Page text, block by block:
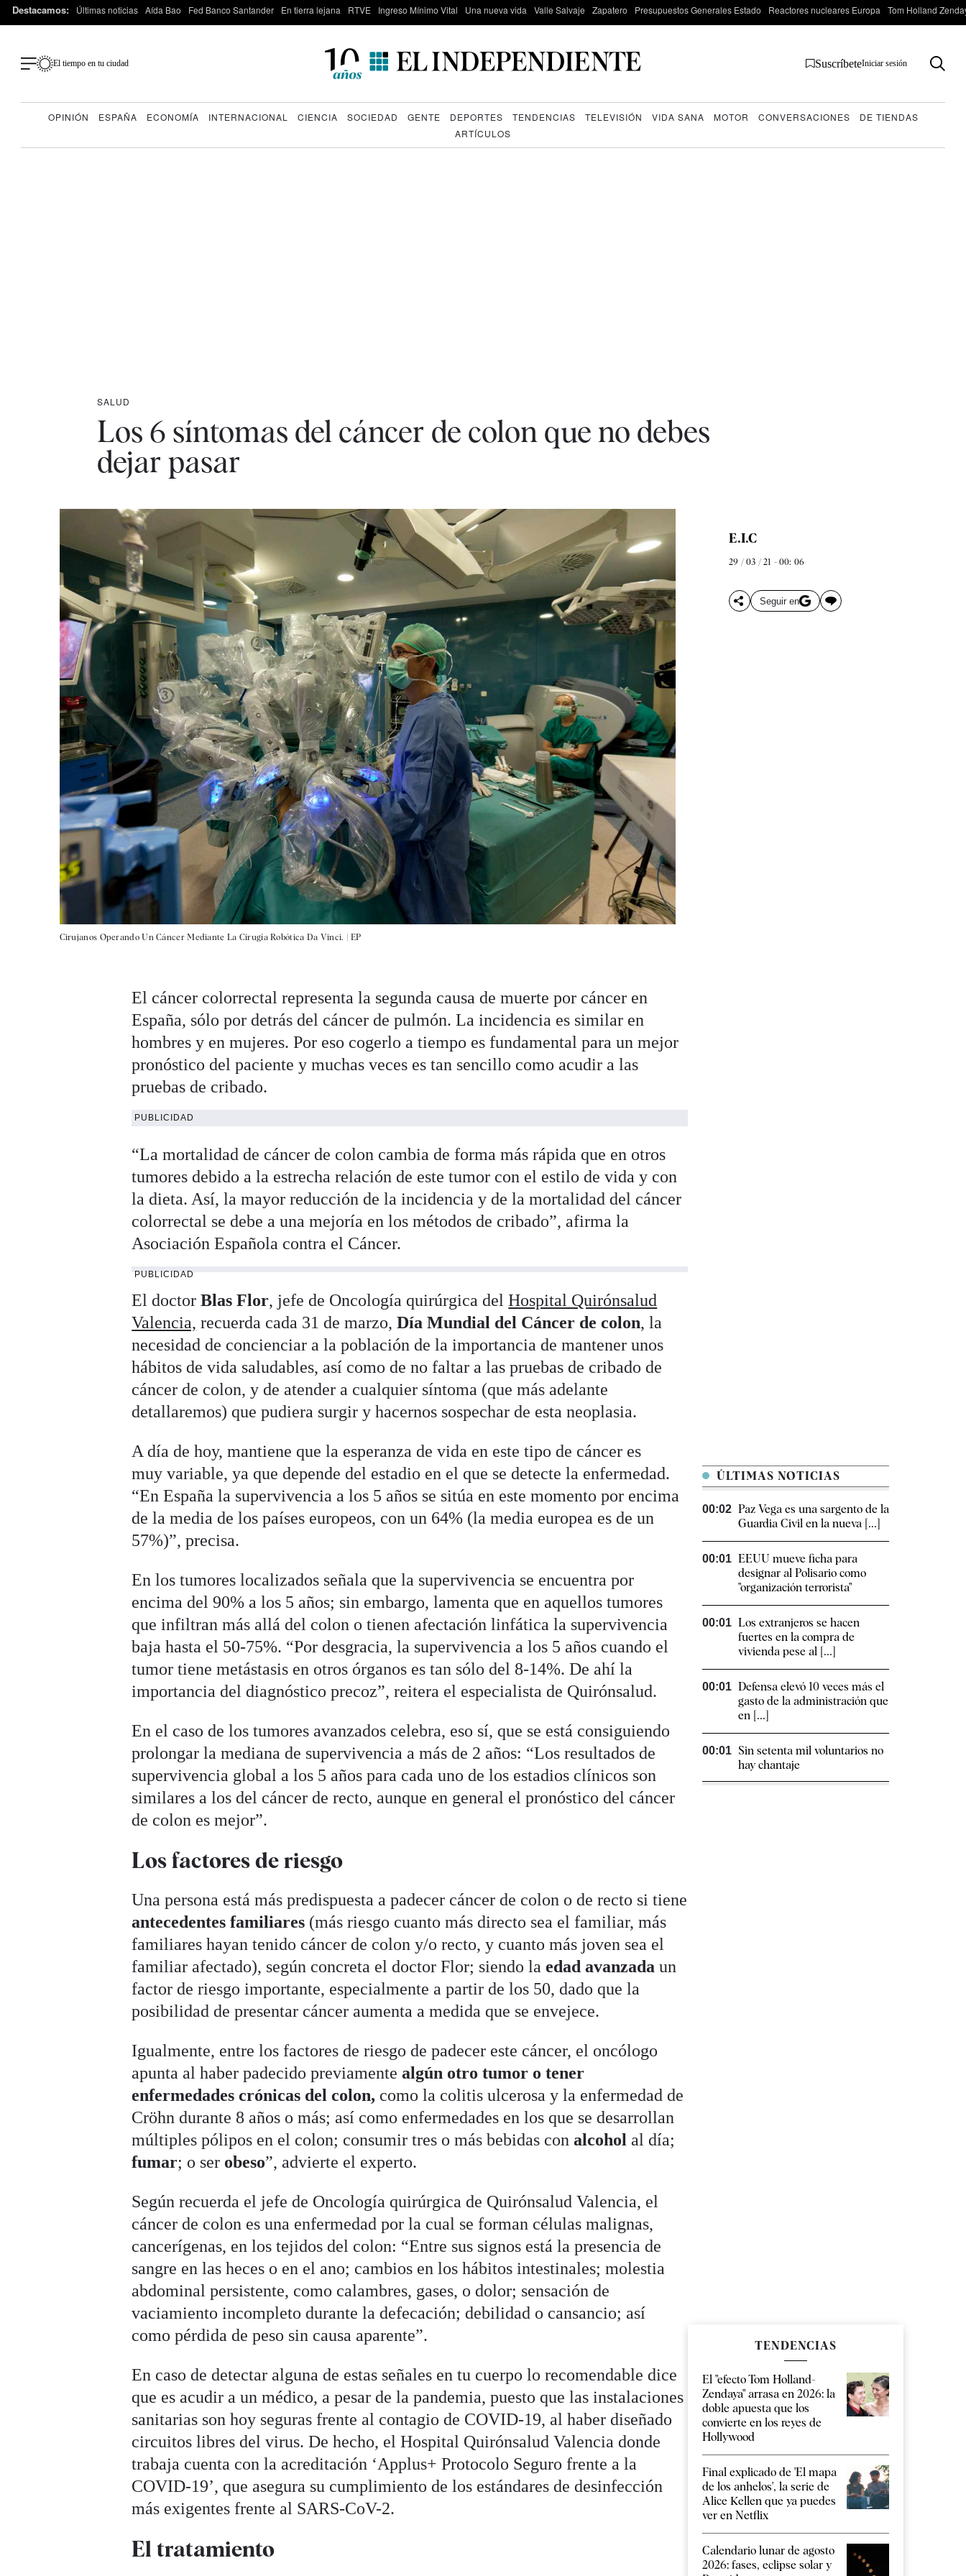
Destacamos: Últimas noticias Aída Bao Fed Banco Santander En tierra lejana RTVE Ingreso Mínimo Vital Una nueva vida Valle Salvaje Zapatero Presupuestos Generales Estado Reactores nucleares Europa Tom Holland
El tiempo en tu ciudad SuscríbeteIniciar sesión
OPINIÓN ESPAÑA ECONOMÍA INTERNACIONAL CIENCIA SOCIEDAD GENTE DEPORTES TENDENCIAS TELEVISIÓN VIDA SANA MOTOR CONVERSACIONES
DE TIENDAS
ARTÍCULOS
SALUD
Los 6 síntomas del cáncer de colon que no debes
dejar pasar
Cirujanos Operando Un Cáncer Mediante La Cirugía Robótica Da Vinci. | EP
E.I.C
29 / 03 / 21 - 00: 06
Seguir en
El cáncer colorrectal representa la segunda causa de muerte por cáncer en
España, sólo por detrás del cáncer de pulmón. La incidencia es similar en
hombres y en mujeres. Por eso cogerlo a tiempo es fundamental para un mejor
pronóstico del paciente y muchas veces es tan sencillo como acudir a las
pruebas de cribado.
PUBLICIDAD
“La mortalidad de cáncer de colon cambia de forma más rápida que en otros
tumores debido a la estrecha relación de este tumor con el estilo de vida y con
la dieta. Así, la mayor reducción de la incidencia y de la mortalidad del cáncer
colorrectal se debe a una mejoría en los métodos de cribado”, afirma la
Asociación Española contra el Cáncer.
PUBLICIDAD
El doctorBlas Flor, jefe de Oncología quirúrgica delHospital Quirónsalud
Valencia, recuerda cada 31 de marzo,Día Mundial del Cáncer de colon, la
necesidad de concienciar a la población de la importancia de mantener unos
hábitos de vida saludables, así como de no faltar a las pruebas de cribado de
cáncer de colon, y de atender a cualquier síntoma (que más adelante
detallaremos) que pudiera surgir y hacernos sospechar de esta neoplasia.
A día de hoy, mantiene que la esperanza de vida en este tipo de cáncer es
muy variable, ya que depende del estadio en el que se detecte la enfermedad.
“En España la supervivencia a los 5 años se sitúa en este momento por encima
de la media de los países europeos, con un 64% (la media europea es de un
57%)”, precisa.
En los tumores localizados señala que la supervivencia se encuentra por
encima del 90% a los 5 años; sin embargo, lamenta que en aquellos tumores
que infiltran más allá del colon o tienen afectación linfática la supervivencia
baja hasta el 50-75%. “Por desgracia, la supervivencia a los 5 años cuando el
tumor tiene metástasis en otros órganos es tan sólo del 8-14%. De ahí la
importancia del diagnóstico precoz”, reitera el especialista de Quirónsalud.
En el caso de los tumores avanzados celebra, eso sí, que se está consiguiendo
prolongar la mediana de supervivencia a más de 2 años: “Los resultados de
supervivencia global a los 5 años para cada uno de los estadios clínicos son
similares a los del cáncer de recto, aunque en general el pronóstico del cáncer
de colon es mejor”.
Los factores de riesgo
Una persona está más predispuesta a padecer cáncer de colon o de recto si tiene
antecedentes familiares (más riesgo cuanto más directo sea el familiar, más
familiares hayan tenido cáncer de colon y/o recto, y cuanto más joven sea el
familiar afectado), según concreta el doctor Flor; siendo laedad avanzada un
factor de riesgo importante, especialmente a partir de los 50, dado que la
posibilidad de presentar cáncer aumenta a medida que se envejece.
Igualmente, entre los factores de riesgo de padecer este cáncer, el oncólogo
apunta al haber padecido previamentealgún otro tumor o tener
enfermedades crónicas del colon, como la colitis ulcerosa y la enfermedad de
Cröhn durante 8 años o más; así como enfermedades en los que se desarrollan
múltiples pólipos en el colon; consumir tres o más bebidas conalcohol al día;
fumar; o ser obeso”, advierte el experto.
Según recuerda el jefe de Oncología quirúrgica de Quirónsalud Valencia, el
cáncer de colon es una enfermedad por la cual se forman células malignas,
cancerígenas, en los tejidos del colon: “Entre sus signos está la presencia de
sangre en las heces o en el ano; cambios en los hábitos intestinales; molestia
abdominal persistente, como calambres, gases, o dolor; sensación de
vaciamiento incompleto durante la defecación; debilidad o cansancio; así
como pérdida de peso sin causa aparente”.
En caso de detectar alguna de estas señales en tu cuerpo lo recomendable dice
que es acudir a un médico, a pesar de la pandemia, puesto que las instalaciones
sanitarias son hoy seguras frente al contagio de COVID-19, al haber diseñado
circuitos libres del virus. De hecho, el Hospital Quirónsalud Valencia donde
trabaja cuenta con la acreditación ‘Applus+ Protocolo Seguro frente a la
COVID-19’, que asegura su cumplimiento de los estándares de desinfección
más exigentes frente al SARS-CoV-2.
El tratamiento
ÚLTIMAS NOTICIAS
00:02 Paz Vega es una sargento de la
Guardia Civil en la nueva [...]
00:01 EEUU mueve ficha para
designar al Polisario como
"organización terrorista"
00:01 Los extranjeros se hacen
fuertes en la compra de
vivienda pese al [...]
00:01 Defensa elevó 10 veces más el
gasto de la administración que
en [...]
00:01 Sin setenta mil voluntarios no
hay chantaje
TENDENCIAS
El "efecto Tom Holland-
Zendaya" arrasa en 2026: la
doble apuesta que los
convierte en los reyes de
Hollywood
Final explicado de 'El mapa
de los anhelos', la serie de
Alice Kellen que ya puedes
ver en Netflix
Calendario lunar de agosto
2026: fases, eclipse solar y